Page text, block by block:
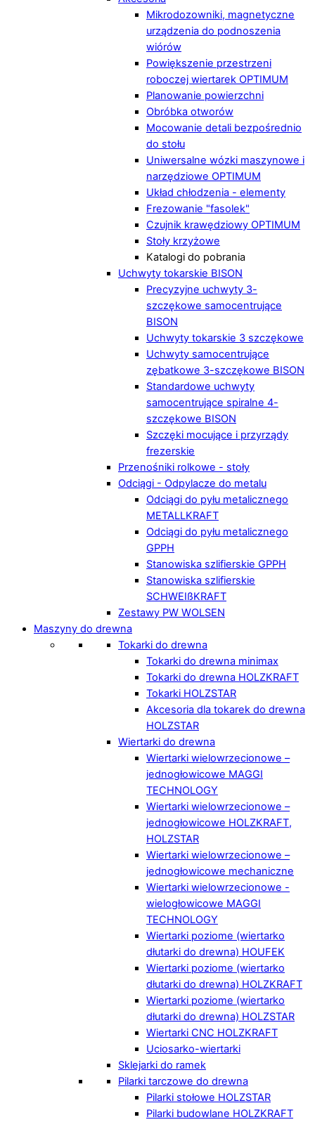
Mikrodozowniki, magnetyczne
urządzenia do podnoszenia
wiórów
Powiększenie przestrzeni
roboczej wiertarek OPTIMUM
Planowanie powierzchni
Obróbka otworów
Mocowanie detali bezpośrednio
do stołu
Uniwersalne wózki maszynowe i
narzędziowe OPTIMUM
Układ chłodzenia - elementy
Frezowanie "fasolek"
Czujnik krawędziowy OPTIMUM
Stoły krzyżowe
Katalogi do pobrania
Uchwyty tokarskie BISON
Precyzyjne uchwyty 3-
szczękowe samocentrujące
BISON
Uchwyty tokarskie 3 szczękowe
Uchwyty samocentrujące
zębatkowe 3-szczękowe BISON
Standardowe uchwyty
samocentrujące spiralne 4-
szczękowe BISON
Szczęki mocujące i przyrządy
frezerskie
Przenośniki rolkowe - stoły
Odciągi - Odpylacze do metalu
Odciągi do pyłu metalicznego
METALLKRAFT
Odciągi do pyłu metalicznego
GPPH
Stanowiska szlifierskie GPPH
Stanowiska szlifierskie
SCHWEIßKRAFT
Zestawy PW WOLSEN
Maszyny do drewna
Tokarki do drewna
Tokarki do drewna minimax
Tokarki do drewna HOLZKRAFT
Tokarki HOLZSTAR
Akcesoria dla tokarek do drewna
HOLZSTAR
Wiertarki do drewna
Wiertarki wielowrzecionowe –
jednogłowicowe MAGGI
TECHNOLOGY
Wiertarki wielowrzecionowe –
jednogłowicowe HOLZKRAFT,
HOLZSTAR
Wiertarki wielowrzecionowe –
jednogłowicowe mechaniczne
Wiertarki wielowrzecionowe -
wielogłowicowe MAGGI
TECHNOLOGY
Wiertarki poziome (wiertarko
dłutarki do drewna) HOUFEK
Wiertarki poziome (wiertarko
dłutarki do drewna) HOLZKRAFT
Wiertarki poziome (wiertarko
dłutarki do drewna) HOLZSTAR
Wiertarki CNC HOLZKRAFT
Uciosarko-wiertarki
Sklejarki do ramek
Pilarki tarczowe do drewna
Pilarki stołowe HOLZSTAR
Pilarki budowlane HOLZKRAFT